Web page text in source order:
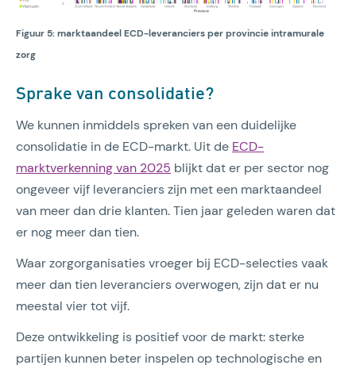
Figuur 5: marktaandeel ECD-leveranciers per provincie intramurale
zorg
Sprake van consolidatie?
We kunnen inmiddels spreken van een duidelijke
consolidatie in de ECD-markt. Uit de ECD-
marktverkenning van 2025 blijkt dat er per sector nog
ongeveer vijf leveranciers zijn met een marktaandeel
van meer dan drie klanten. Tien jaar geleden waren dat
er nog meer dan tien.
Waar zorgorganisaties vroeger bij ECD-selecties vaak
meer dan tien leveranciers overwogen, zijn dat er nu
meestal vier tot vijf.
Deze ontwikkeling is positief voor de markt: sterke
partijen kunnen beter inspelen op technologische en